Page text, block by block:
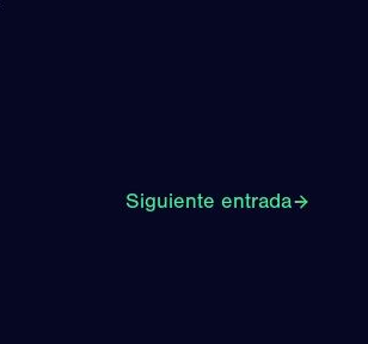
Siguiente entrada